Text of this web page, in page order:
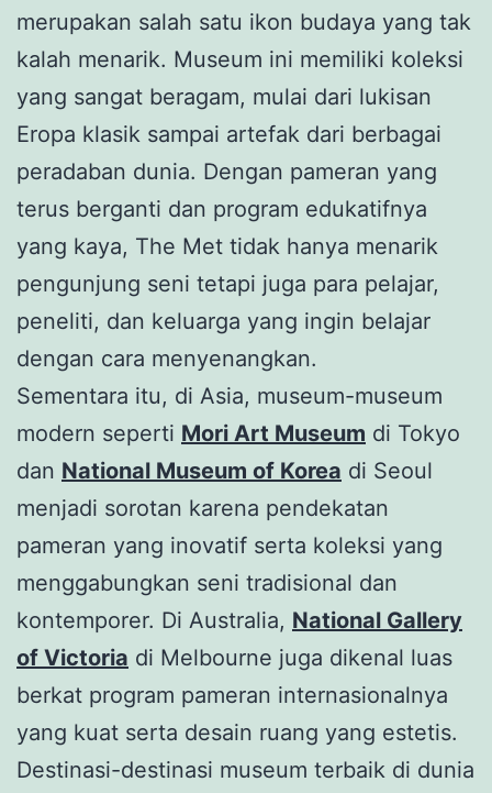
merupakan salah satu ikon budaya yang tak
kalah menarik. Museum ini memiliki koleksi
yang sangat beragam, mulai dari lukisan
Eropa klasik sampai artefak dari berbagai
peradaban dunia. Dengan pameran yang
terus berganti dan program edukatifnya
yang kaya, The Met tidak hanya menarik
pengunjung seni tetapi juga para pelajar,
peneliti, dan keluarga yang ingin belajar
dengan cara menyenangkan.
Sementara itu, di Asia, museum-museum
modern seperti Mori Art Museum di Tokyo
dan National Museum of Korea di Seoul
menjadi sorotan karena pendekatan
pameran yang inovatif serta koleksi yang
menggabungkan seni tradisional dan
kontemporer. Di Australia, National Gallery
of Victoria di Melbourne juga dikenal luas
berkat program pameran internasionalnya
yang kuat serta desain ruang yang estetis.
Destinasi-destinasi museum terbaik di dunia